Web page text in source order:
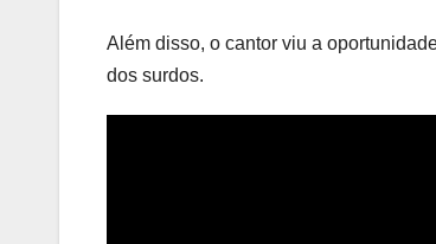
Além disso, o cantor viu a
dos surdos.